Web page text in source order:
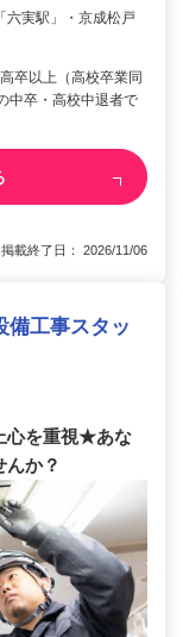
六実駅」・京成松戸
卒以上（高校卒業同
中卒・高校中退者で
載終了日： 2026/11/06
備工事スタッ
心を重視★あな
んか？